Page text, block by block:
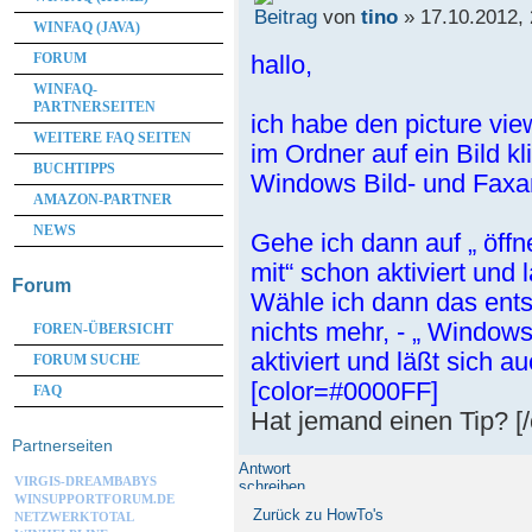
von tino» 17.10.2012,
hallo,
ich habe den picture
im Ordner auf ein Bild
Windows Bild- und
Gehe ich dann auf „
mit“ schon aktiviert und
Wähle ich dann das
nichts mehr, - „
aktiviert und läßt sich
[color=#0000FF]
Hat jemand einen Tip?
Antwort
schreiben
Zurück zu HowTo's
WINFAQ (JAVA)
FORUM
WINFAQ-
PARTNERSEITEN
WEITERE FAQ SEITEN
BUCHTIPPS
AMAZON-PARTNER
NEWS
Forum
FOREN-ÜBERSICHT
FORUM SUCHE
FAQ
Partnerseiten
VIRGIS-DREAMBABYS
WINSUPPORTFORUM.DE
NETZWERKTOTAL